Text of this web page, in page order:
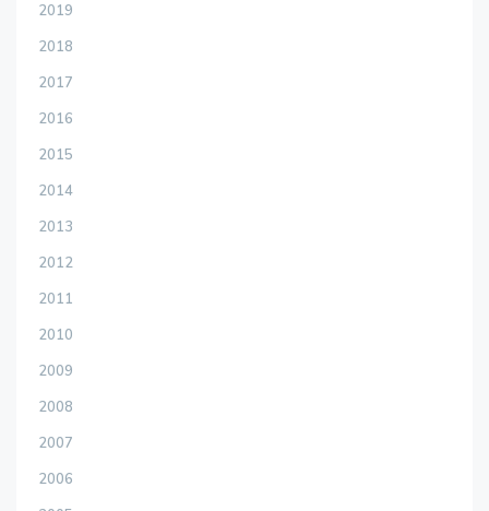
2019
2018
2017
2016
2015
2014
2013
2012
2011
2010
2009
2008
2007
2006